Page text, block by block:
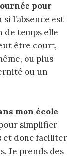
pour
si l’absence est
de temps elle
être court,
ou plus
ou un
mon école
pour simplifier
et donc faciliter
Je prends des